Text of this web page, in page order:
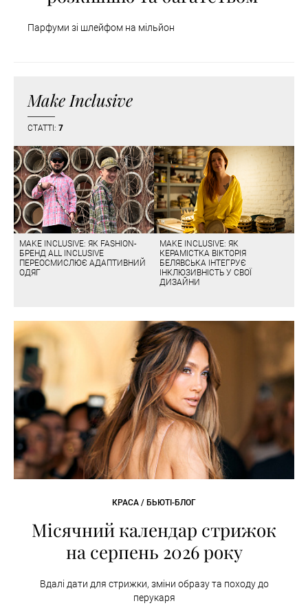
Парфуми зі шлейфом на мільйон
Make Inclusive
СТАТТІ: 7
MAKE INCLUSIVE: ЯК FASHION-
БРЕНД ALL INCLUSIVE
ПЕРЕОСМИСЛЮЄ АДАПТИВНИЙ
ОДЯГ
MAKE INCLUSIVE: ЯК
КЕРАМІСТКА ВІКТОРІЯ
БЕЛЯВСЬКА ІНТЕГРУЄ
ІНКЛЮЗИВНІСТЬ У СВОЇ
ДИЗАЙНИ
КРАСА / БЬЮТІ-БЛОГ
Місячний календар стрижок
на серпень 2026 року
Вдалі дати для стрижки, зміни образу та походу до
перукаря